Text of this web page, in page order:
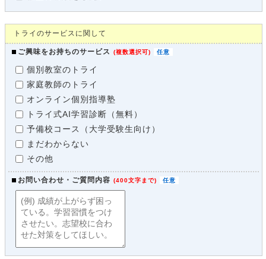
トライのサービスに関して
ご興味をお持ちのサービス (複数選択可)
個別教室のトライ
家庭教師のトライ
オンライン個別指導塾
トライ式AI学習診断（無料）
予備校コース（大学受験生向け）
まだわからない
その他
お問い合わせ・ご質問内容 (400文字まで)